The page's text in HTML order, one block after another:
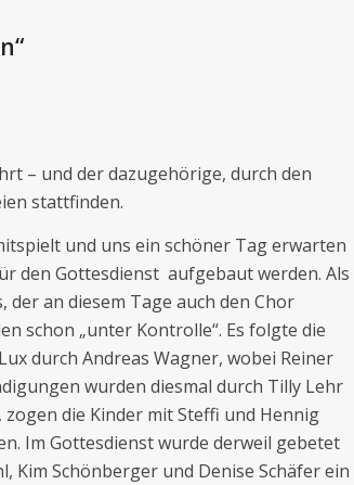
– und der dazugehörige, durch den
stattfinden.
und uns ein schöner Tag erwarten
den Gottesdienst aufgebaut werden. Als
an diesem Tage auch den Chor
schon „unter Kontrolle“. Es folgte die
durch Andreas Wagner, wobei Reiner
wurden diesmal durch Tilly Lehr
die Kinder mit Steffi und Hennig
Im Gottesdienst wurde derweil gebetet
Kim Schönberger und Denise Schäfer ein